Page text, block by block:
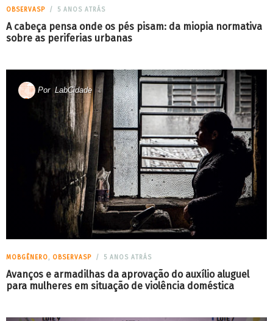
OBSERVASP 5 ANOS ATRÁS
A cabeça pensa onde os pés pisam: da miopia normativa
sobre as periferias urbanas
PorLabCidade
MOBGÊNERO, OBSERVASP 5 ANOS ATRÁS
Avanços e armadilhas da aprovação do auxílio aluguel
para mulheres em situação de violência doméstica